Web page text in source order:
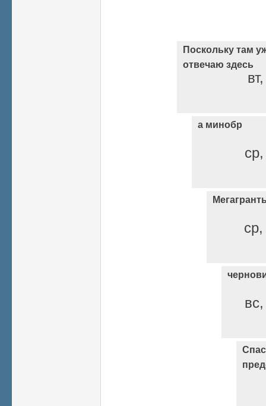
Поскольку там
отвечаю здесь
а минобр